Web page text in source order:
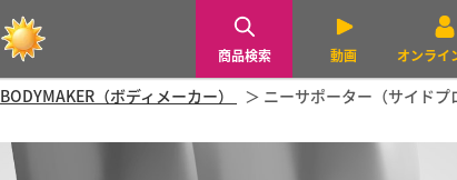
商品検索 動画 オンライ
BODYMAKER（ボディメーカー） ニーサポーター（サイドプ